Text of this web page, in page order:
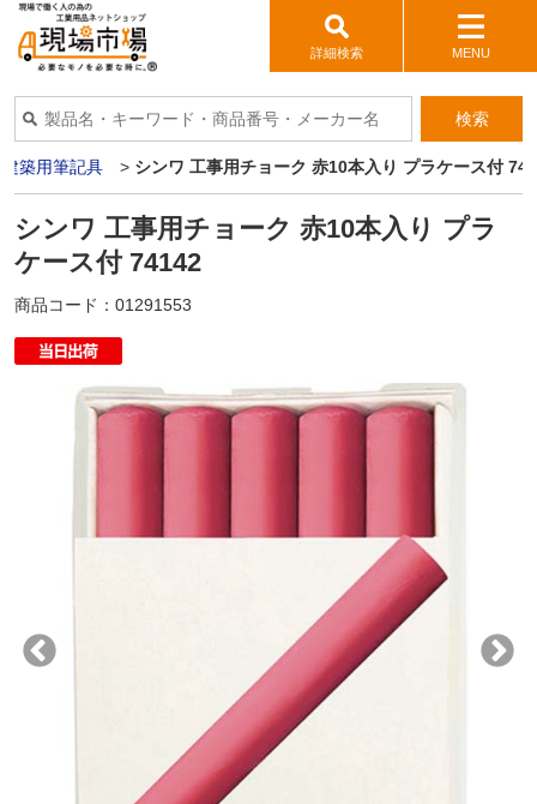
詳細検索 MENU
検索
建築用筆記具 > シンワ 工事用チョーク 赤10本入り プラケース付
シンワ 工事用チョーク 赤10本入り プラ
ケース付 74142
商品コード： 01291553